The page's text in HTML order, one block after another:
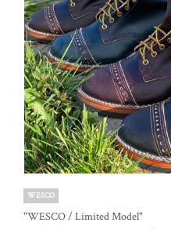
ブル・トウでの仕上がりとな
オリジナル・スーパーグリッ
スアイレット＆フック・ホワイ
ラー：ワックス仕上げ・価格：
のカスタムでは選択出来ない"
し、限定でしか味わえない経
た写真のナイロンシューレー
付属するようで、好みに合わ
にてご予約の受付を開始いたし
日（日）15時】までとなります
チハイトや各箇所の色使いな
は飽きが来ない１足として長
ウエスコより発表された、ス
ませ。BLACK SIGN Main Lodge
て】期間限定ではございます
無料】とさせて頂きます。オン
WESCO
"WESCO / Limited Model"